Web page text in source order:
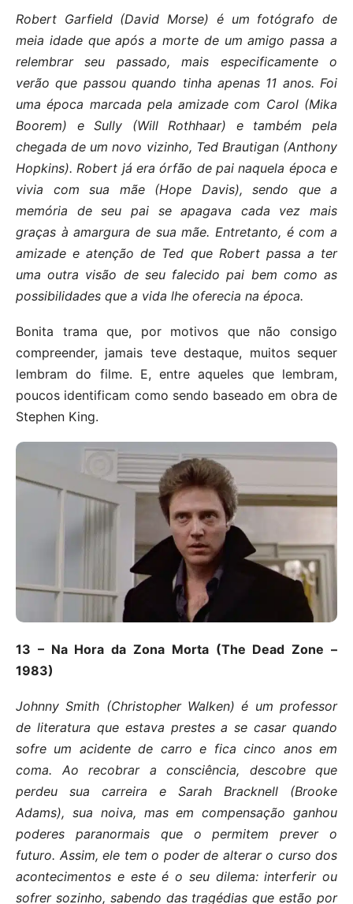
Robert Garfield (David Morse) é um fotógrafo de
meia idade que após a morte de um amigo passa a
relembrar seu passado, mais especificamente o
verão que passou quando tinha apenas 11 anos. Foi
uma época marcada pela amizade com Carol (Mika
Boorem) e Sully (Will Rothhaar) e também pela
chegada de um novo vizinho, Ted Brautigan (Anthony
Hopkins). Robert já era órfão de pai naquela época e
vivia com sua mãe (Hope Davis), sendo que a
memória de seu pai se apagava cada vez mais
graças à amargura de sua mãe. Entretanto, é com a
amizade e atenção de Ted que Robert passa a ter
uma outra visão de seu falecido pai bem como as
possibilidades que a vida lhe oferecia na época.
Bonita trama que, por motivos que não consigo
compreender, jamais teve destaque, muitos sequer
lembram do filme. E, entre aqueles que lembram,
poucos identificam como sendo baseado em obra de
Stephen King.
13 – Na Hora da Zona Morta (The Dead Zone –
1983)
Johnny Smith (Christopher Walken) é um professor
de literatura que estava prestes a se casar quando
sofre um acidente de carro e fica cinco anos em
coma. Ao recobrar a consciência, descobre que
perdeu sua carreira e Sarah Bracknell (Brooke
Adams), sua noiva, mas em compensação ganhou
poderes paranormais que o permitem prever o
futuro. Assim, ele tem o poder de alterar o curso dos
acontecimentos e este é o seu dilema: interferir ou
sofrer sozinho, sabendo das tragédias que estão por